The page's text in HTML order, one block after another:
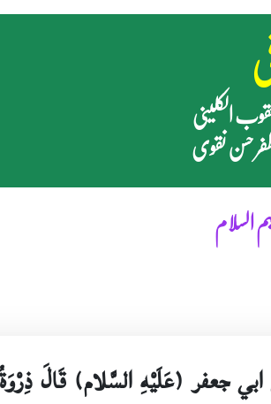
الکلینی
حسن نقوی
السلام
جعفر (عَلَيْهِ السَّلام) قَالَ ذِرْوَةُ